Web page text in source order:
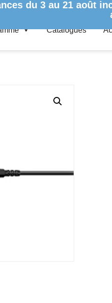
du 3 au 21 août
Catalogues
I-TOOL MK2 /24V 150W